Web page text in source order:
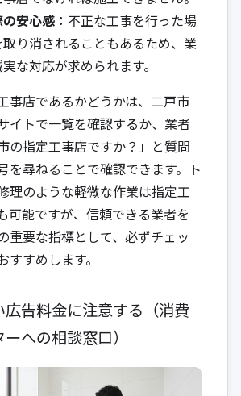
安心感： 不正な工事を行った場
り消されることもあるため、業
な対応が求められます。
事店であるかどうかは、二戸市
イトで一覧を確認するか、業者
の指定工事店ですか？」と質問
を尋ねることで確認できます。ト
理のような軽微な作業は指定工
可能ですが、信頼できる業者を
重要な指標として、必ずチェッ
すすめします。
広告料金に注意する（消費
への相談窓口）